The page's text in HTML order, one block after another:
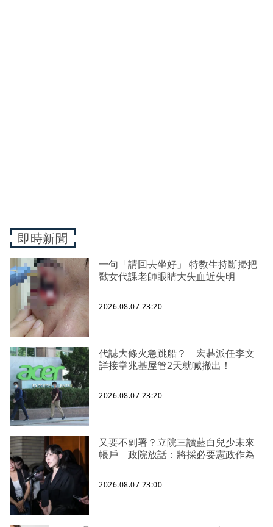
即時新聞
一句「請回去坐好」 特教生持斷掃把
戳女代課老師眼睛大失血近失明
2026.08.07 23:20
代誌大條火急跳船？ 宏碁派任李文
詳接掌兆基屋管2天就喊撤出！
2026.08.07 23:20
又要不副署？立院三讀藍白兒少未來
帳戶 政院放話：將採必要憲政作為
2026.08.07 23:00